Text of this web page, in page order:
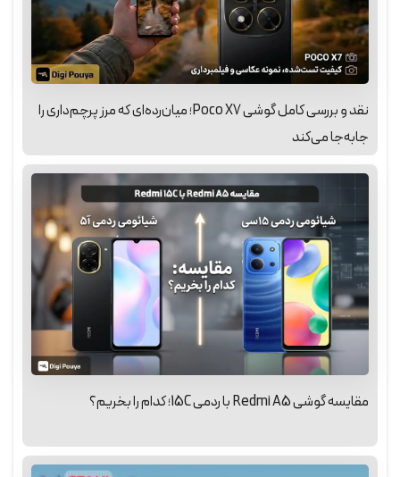
نقد و بررسی کامل گوشی Poco X7؛ میان‌رده‌ای که مرز پرچم‌داری را
جابه‌جا می‌کند
مقایسه گوشی Redmi A5 با ردمی 15C؛ کدام را بخریم؟